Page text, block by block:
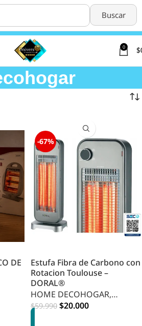
Buscar
0
$
DE
-67%
Estufa Fibra de Carbono con
Rotacion Toulouse –
DORAL®
HOME DECOHOGAR,
Decohogar
$59.990 $20.000